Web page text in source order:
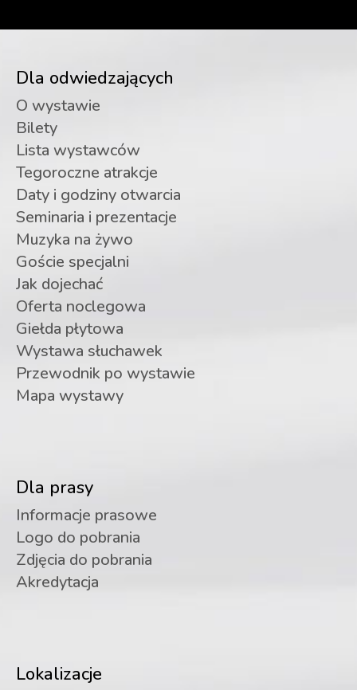
Dla odwiedzających
O wystawie
Bilety
Lista wystawców
Tegoroczne atrakcje
Daty i godziny otwarcia
Seminaria i prezentacje
Muzyka na żywo
Goście specjalni
Jak dojechać
Oferta noclegowa
Giełda płytowa
Wystawa słuchawek
Przewodnik po wystawie
Mapa wystawy
Dla prasy
Informacje prasowe
Logo do pobrania
Zdjęcia do pobrania
Akredytacja
Lokalizacje